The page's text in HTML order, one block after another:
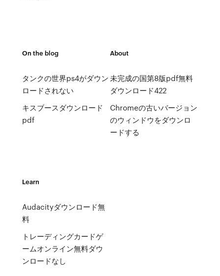
On the blog
タンクの世界ps4がダウン
ロードされない
キスブースダウンロード
pdf
About
未完成の国第8版pdf無料
ダウンロード422
Chromeの古いバージョン
のウィンドウをダウンロ
ードする
Learn
Audacityダウンロード無
料
トレーディングカードゲ
ームオンライン無料ダウ
ンロードなし